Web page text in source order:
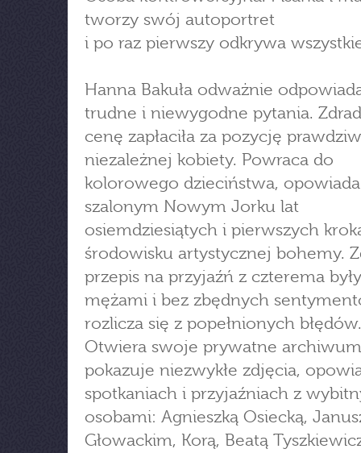
tworzy swój autoportret
i po raz pierwszy odkrywa
Hanna Bakuła odważnie
trudne i niewygodne pytania.
cenę zapłaciła za pozycję
niezależnej kobiety. Powraca do
kolorowego dzieciństwa,
szalonym Nowym Jorku lat
osiemdziesiątych i pierwszych
środowisku artystycznej bohemy.
przepis na przyjaźń z czterema
mężami i bez zbędnych
rozlicza się z popełnionych błędów.
Otwiera swoje prywatne
pokazuje niezwykłe zdjęcia,
spotkaniach i przyjaźniach z
osobami: Agnieszką Osiecką,
Głowackim, Korą, Beatą